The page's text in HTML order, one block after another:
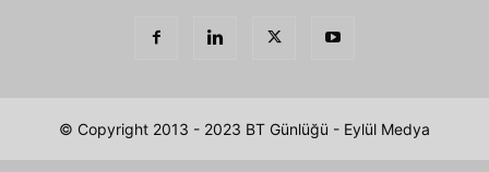
© Copyright 2013 - 2023 BT Günlüğü - Eylül Medya